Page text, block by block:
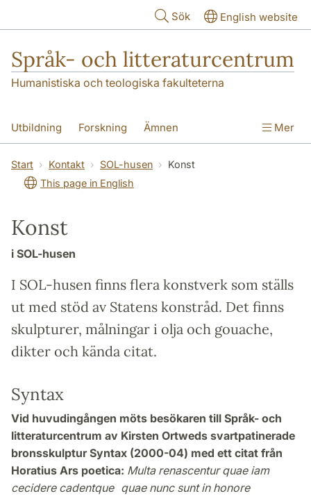
Sök English website
Språk- och litteraturcentrum
Humanistiska och teologiska fakulteterna
Utbildning Forskning Ämnen
SOL-husen Kontakt Institutionen
översättning till svenska
Mer
Start Kontakt SOL-husen
Konst
This page in English
Konst
i SOL-husen
I SOL-husen finns flera konstverk som ställs
ut med stöd av Statens konstråd. Det finns
skulpturer, målningar i olja och gouache,
dikter och kända citat.
Syntax
Vid huvudingången möts besökaren till Språk- och
litteraturcentrum av Kirsten Ortweds svartpatinerade
bronsskulptur Syntax (2000-04) med ett citat från
Horatius Ars poetica: Multa renascentur quae iam
cecidere cadentque quae nunc sunt in honore